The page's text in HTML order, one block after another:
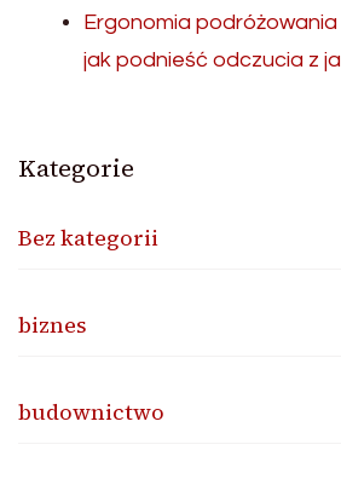
Ergonomia
jak podnieść odczucia z
Kategorie
Bez kategorii
biznes
budownictwo